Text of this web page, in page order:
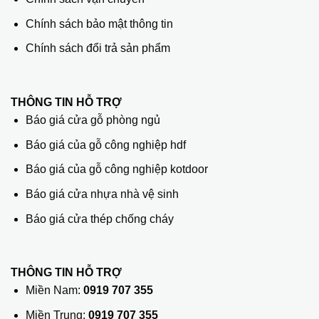
Chính sách bảo mật thông tin
Chính sách đổi trả sản phẩm
THÔNG TIN HỖ TRỢ
Báo giá cửa gỗ phòng ngủ
Báo giá của gỗ công nghiệp hdf
Báo giá của gỗ công nghiệp kotdoor
Báo giá cửa nhựa nhà vệ sinh
Báo giá cửa thép chống cháy
THÔNG TIN HỖ TRỢ
Miền Nam: 0919 707 355
Miền Trung: 0919 707 355